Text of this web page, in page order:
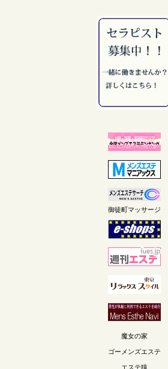
御徒町マッサージ
魔女の家
ゴーメンズエステ
エステ猿